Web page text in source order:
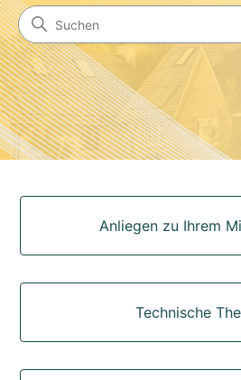
Suche
Anliegen zu Ihrem
Technische